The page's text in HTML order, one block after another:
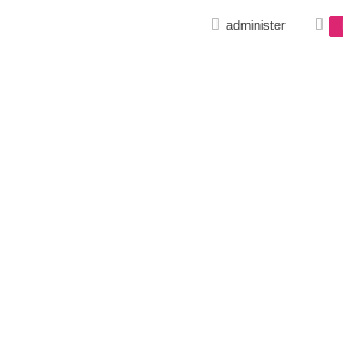
A
u
administer
C
a